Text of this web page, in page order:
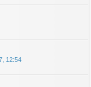
12:54